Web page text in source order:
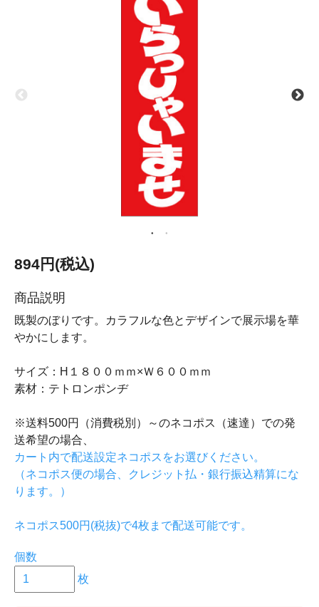
894円(税込)
商品説明
既製のぼりです。カラフルな色とデザインで展示場を華
やかにします。
サイズ：H１８００ｍｍ×Ｗ６００ｍｍ
素材：テトロンポンヂ
※送料500円（消費税別）～のネコポス（速達）での発
送希望の場合、
カート内で配送設定ネコポスをお選びください。
（ネコポス便の場合、クレジット払・銀行振込精算にな
ります。）
ネコポス500円(税抜)で4枚まで配送可能です。
個数
枚